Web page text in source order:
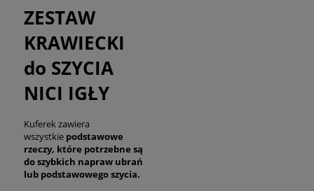
ZESTAW
KRAWIECKI
do SZYCIA
NICI IGŁY
Kuferek zawiera
wszystkie podstawowe
rzeczy, które potrzebne są
do szybkich napraw ubrań
lub podstawowego szycia.